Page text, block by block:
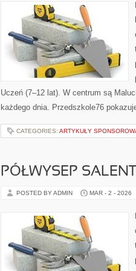
Uczeń (7–12 lat). W centrum są
każdego dnia. Przedszkole76
CATEGORIES: ARTYKUŁY
PÓŁWYSEP
POSTED BY ADMIN MAR - 2 - 2026